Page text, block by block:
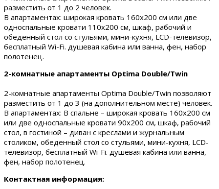
разместить от 1 до 2 человек.
В апартаментах: широкая кровать 160х200 см или две
односпальные кровати 110х200 см, шкаф, рабочий и
обеденный стол со стульями, мини-кухня, LCD-телевизор,
бесплатный Wi-Fi. душевая кабина или ванна, фен, набор
полотенец.
2-комнатные апартаменты Optima Double/Twin
2-комнатные апартаменты Optima Double/Twin позволяют
разместить от 1 до 3 (на дополнительном месте) человек.
В апартаментах: В спальне – широкая кровать 160х200 см
или две односпальные кровати 90х200 см, шкаф, рабочий
стол, в гостиной – диван с креслами и журнальным
столиком, обеденный стол со стульями, мини-кухня, LCD-
телевизор, бесплатный Wi-Fi. душевая кабина или ванна,
фен, набор полотенец.
Контактная информация: